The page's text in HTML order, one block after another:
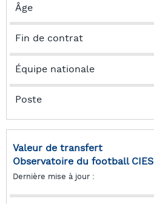
Âge
Fin de contrat
Équipe nationale
Poste
Valeur de transfert
Observatoire du football CIES
Dernière mise à jour :